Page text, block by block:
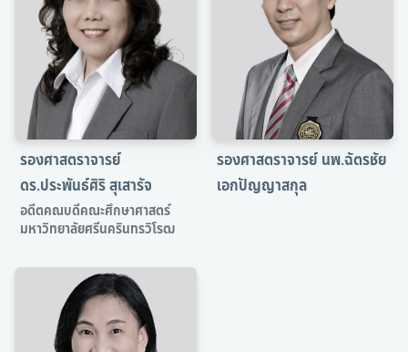
ความร่วมมือทางวิชาการ (MOU)
ความร่วมมือทางวิชาการ (MOU) ระดับชาติ
ความร่วมมือทางวิชาการ (MOU) ระดับนานาชาติ
วีดิทัศน์
โครงการเพชรในตม
คู่มือการขอรับบริการ
คู่มือหรือแนวทางการปฏิบัติงาน
รองศาสตราจารย์
ดร.ประพันธ์ศิริ สุเสารัจ
อดีตคณบดีคณะศึกษาศาสตร์
มหาวิทยาลัยศรีนครินทรวิโรฒ
รองศาสตราจารย์ นพ.ฉัตรชัย
เอกปัญญาสกุล